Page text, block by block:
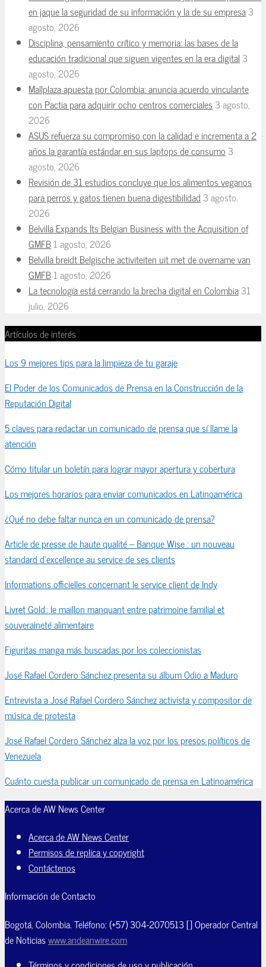
en jaque la seguridad de su información y la de su empresa3
agosto, 2026
Disciplina, pensamiento crítico y memoria: las bases de la
educación tradicional que siguen vigentes en la era digital 3
agosto, 2026
Mallplaza apuesta por Colombia: anuncia acuerdo vinculante
con Pactia para adquirir ocho centros comerciales3 agosto,
2026
ASUS refuerza su compromiso con la calidad e incrementa a 2
años la garantía estándar en sus laptops de consumo 3
agosto, 2026
Revisión de 31 estudios concluye que los alimentos veganos
para perros y gatos tienen buena digestibilidad 3 agosto,
2026
Belvilla Expands Its Belgian Business with the Acquisition of
GMFB1 agosto, 2026
Belvilla breidt Belgische activiteiten uit met de overname van
GMFB1 agosto, 2026
La tecnología está cerrando la brecha digital en Colombia31
julio, 2026
Artículos de interés
Los 9 mejores tips para la limpieza de tu garaje
El Poder de los Comunicados de Prensa en la Construcción de la
Reputación Digital
5 claves para redactar un comunicado de prensa que sí llame la
atención
Cómo titular un boletín para lograr mayor apertura y cobertura
Los mejores horarios para enviar comunicados en Latinoamérica
¿Qué no debe faltar nunca en un comunicado de prensa?
Article de presse de haute qualité – Banque Wise : un nouveau
standard d’excellence au service de ses clients
Informations officielles concernant le service client de Indy
Livret Gold : le maillon manquant entre patrimoine familial et
souveraineté alimentaire
Figuritas manga más buscadas por los coleccionistas
José Rafael Cordero Sánchez presenta su álbum Odio a Maduro
Entrevista a José Rafael Cordero Sánchez activista y compositor de
música de protesta
José Rafael Cordero Sánchez alza la voz por los presos políticos de
Venezuela
Cuánto cuesta publicar un comunicado de prensa en Latinoamérica
Acerca de AW News Center
Acerca de AW News Center
Permisos de replica y copyright
Contáctenos
Información de Contacto
Bogotá, Colombia. Teléfono: (+57) 304-2070513 [] Operador Central
de Noticiaswww.andeanwire.com